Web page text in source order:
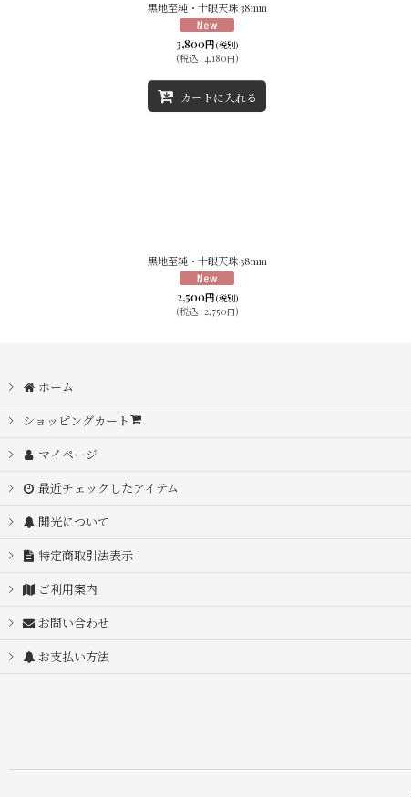
黒地至純・十眼天珠 38mm
3,800円(税別)
(税込: 4,180円)
カートに入れる
黒地至純・十眼天珠 38mm
2,500円(税別)
(税込: 2,750円)
ホーム
ショッピングカート
マイページ
最近チェックしたアイテム
開光について
特定商取引法表示
ご利用案内
お問い合わせ
お支払い方法